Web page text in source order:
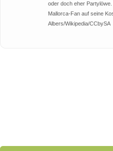
oder doch eher
Mallorca-Fan auf seine
Albers/Wikipedia/CCbySA